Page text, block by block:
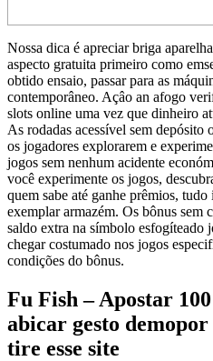
Nossa dica é apreciar briga
aspecto gratuita primeiro como
obtido ensaio, passar para as
contemporâneo. Açâo an afogo
slots online uma vez que dinheiro
As rodadas acessível sem depósito
os jogadores explorarem e
jogos sem nenhum acidente
você experimente os jogos,
quem sabe até ganhe prêmios,
exemplar armazém. Os bônus sem
saldo extra na símbolo esfogíteado
chegar costumado nos jogos
condições do bônus.
Fu Fish – Apostar
abicar gesto
tire esse site